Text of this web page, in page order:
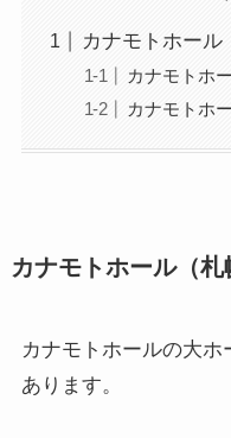
カナモトホー
カナモトホ
カナモトホ
カナモトホール（
カナモトホールの大
あります。